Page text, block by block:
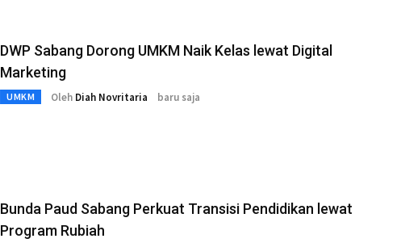
DWP Sabang Dorong UMKM Naik Kelas lewat Digital
Marketing
UMKM Oleh Diah Novritaria baru saja
Bunda Paud Sabang Perkuat Transisi Pendidikan lewat
Program Rubiah